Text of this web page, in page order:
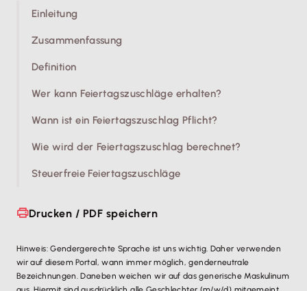
Einleitung
Zusammenfassung
Definition
Wer kann Feiertagszuschläge erhalten?
Wann ist ein Feiertagszuschlag Pflicht?
Wie wird der Feiertagszuschlag berechnet?
Steuerfreie Feiertagszuschläge
Drucken / PDF speichern
Hinweis: Gendergerechte Sprache ist uns wichtig. Daher verwenden
wir auf diesem Portal, wann immer möglich, genderneutrale
Bezeichnungen. Daneben weichen wir auf das generische Maskulinum